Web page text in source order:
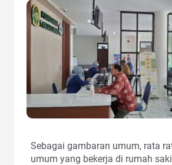
Sebagai gambaran umum, rata
umum yang bekerja di rumah